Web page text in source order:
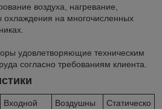
воздуха, нагревание,
на многочисленных
удовлетворяющие техническим
согласно требованиям клиента.
Входной
Воздушны
Статическо